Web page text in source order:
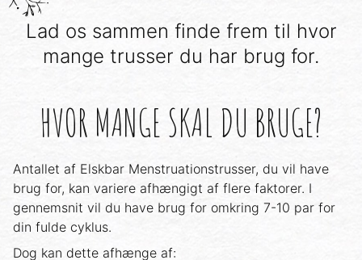
Lad os sammen finde frem til hvor
mange trusser du har brug for.
HVOR MANGE SKAL DU BRUGE?
Antallet af Elskbar Menstruationstrusser, du vil have
brug for, kan variere afhængigt af flere faktorer. I
gennemsnit vil du have brug for omkring 7-10 par for
din fulde cyklus.
Dog kan dette afhænge af: